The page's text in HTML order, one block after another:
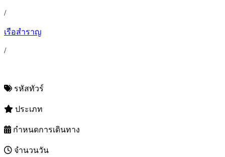
/
เรือสำราญ
/
รหัสทัวร์
ประเภท
กำหนดการเดินทาง
จำนวนวัน